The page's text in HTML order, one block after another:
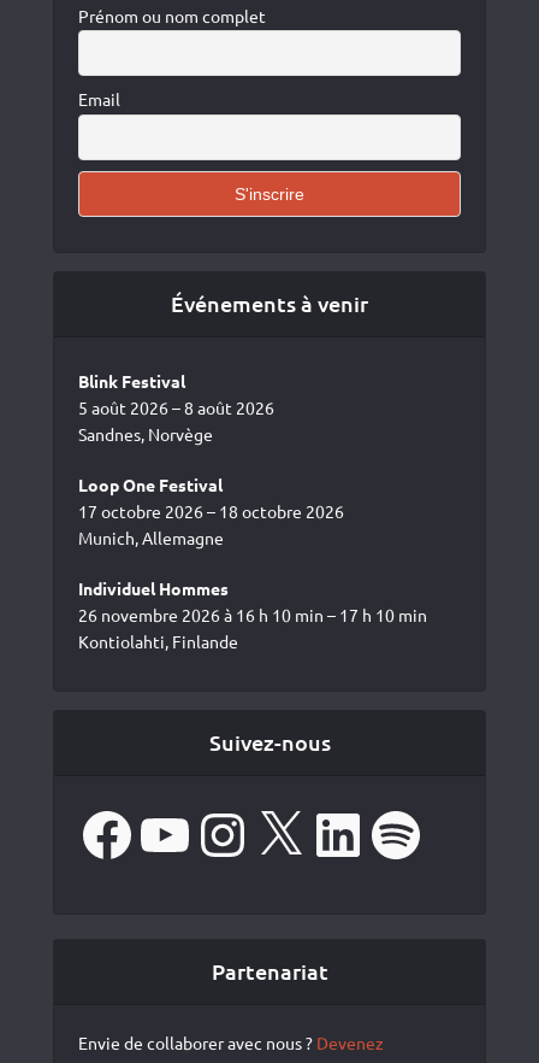
Prénom ou nom complet
Email
Événements à venir
Blink Festival
5 août 2026 – 8 août 2026
Sandnes, Norvège
Loop One Festival
17 octobre 2026 – 18 octobre 2026
Munich, Allemagne
Individuel Hommes
26 novembre 2026 à 16 h 10 min – 17 h 10 min
Kontiolahti, Finlande
Suivez-nous
FacebookYouTube Instagram LinkedIn Spotify
Partenariat
Envie de collaborer avec nous ? Devenez